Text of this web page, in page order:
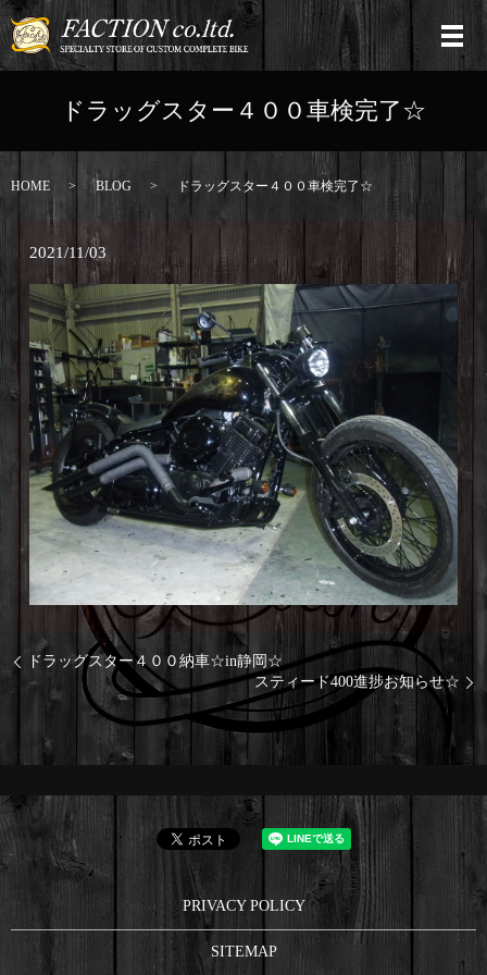
ドラッグスター４００車検完了☆
HOME BLOG ドラッグスター４００車検完了☆
2021/11/03
ドラッグスター４００納車☆in静岡☆
スティード400進捗お知らせ☆
PRIVACY POLICY
SITEMAP